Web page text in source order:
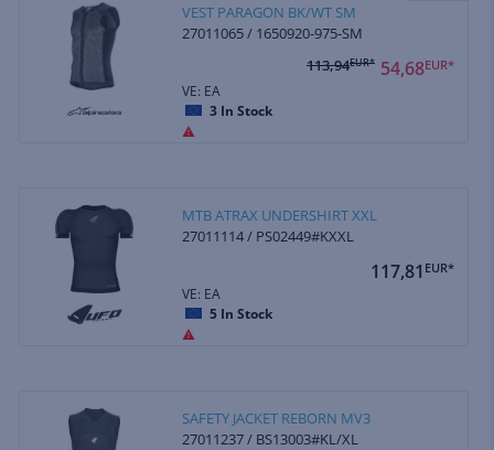
VEST PARAGON BK/WT SM
27011065 / 1650920-975-SM
54,68EUR*
113,94EUR*
VE: EA
3 In Stock
MTB ATRAX UNDERSHIRT XXL
27011114 / PS02449#KXXL
117,81 EUR*
VE: EA
5 In Stock
SAFETY JACKET REBORN MV3
27011237 / BS13003#KL/XL